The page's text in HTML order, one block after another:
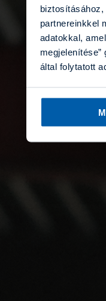
partnereinkkel
adatokkal,
által folytatott